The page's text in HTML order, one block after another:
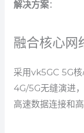
解决方案：
融合核心网
采用vk5GC 5G
4G/5G无缝演进
高速数据连接和